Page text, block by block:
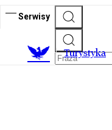
Serwisy
Turystyka